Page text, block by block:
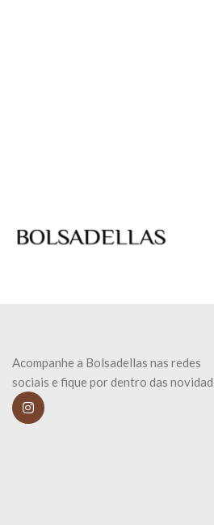
Acompanhe a Bolsadellas nas redes
sociais e fique por dentro das